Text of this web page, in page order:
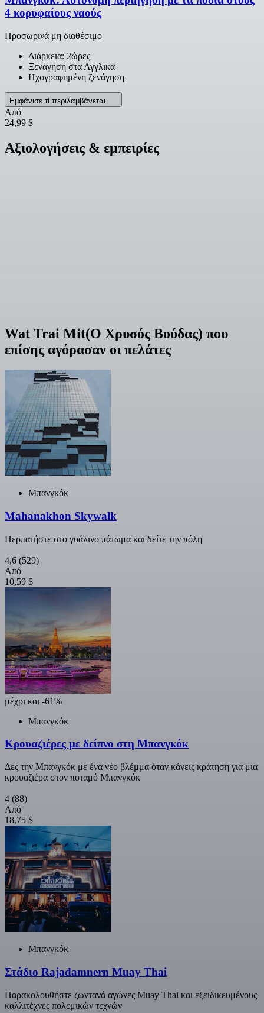
4 κορυφαίους ναούς
Προσωρινά μη διαθέσιμο
Διάρκεια: 2ώρες
Ξενάγηση στα Αγγλικά
Ηχογραφημένη ξενάγηση
Εμφάνισε τί περιλαμβάνεται
Από
24,99 $
Αξιολογήσεις & εμπειρίες
Wat Trai Mit(Ο Χρυσός Βούδας) που
επίσης αγόρασαν οι πελάτες
Μπανγκόκ
Mahanakhon Skywalk
Περπατήστε στο γυάλινο πάτωμα και δείτε την πόλη
4,6 (529)
Από
10,59 $
μέχρι και -61%
Μπανγκόκ
Κρουαζιέρες με δείπνο στη Μπανγκόκ
Δες την Μπανγκόκ με ένα νέο βλέμμα όταν κάνεις κράτηση για μια
κρουαζιέρα στον ποταμό Μπανγκόκ
4 (88)
Από
18,75 $
Μπανγκόκ
Στάδιο Rajadamnern Muay Thai
Παρακολουθήστε ζωντανά αγώνες Muay Thai και εξειδικευμένους
καλλιτέχνες πολεμικών τεχνών